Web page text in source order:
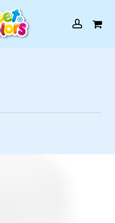
account
Close
Cart